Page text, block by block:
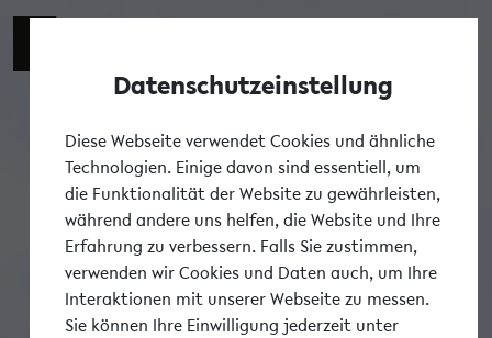
Datenschutzeinstellung
Diese Webseite verwendet Cookies und ähnliche
Technologien. Einige davon sind essentiell, um
die Funktionalität der Website zu gewährleisten,
während andere uns helfen, die Website und Ihre
Erfahrung zu verbessern. Falls Sie zustimmen,
verwenden wir Cookies und Daten auch, um Ihre
Interaktionen mit unserer Webseite zu messen.
Sie können Ihre Einwilligung jederzeit unter